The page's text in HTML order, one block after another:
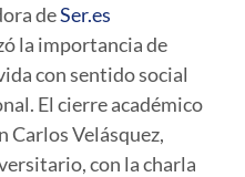
deSer.es
la importancia de
con sentido social
El cierre académico
Carlos Velásquez,
con la charla